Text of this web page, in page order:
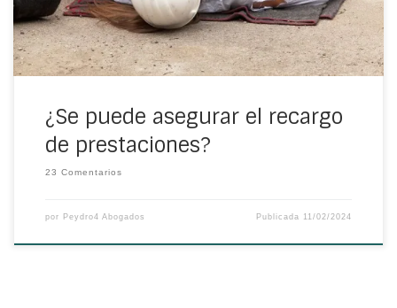
¿Se puede asegurar el recargo
de prestaciones?
23 Comentarios
por Peydro4 Abogados Publicada 11/02/2024